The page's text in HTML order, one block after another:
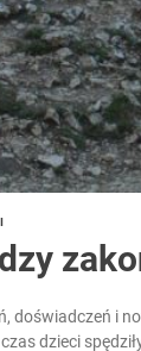
doświadczeń i
dzieci